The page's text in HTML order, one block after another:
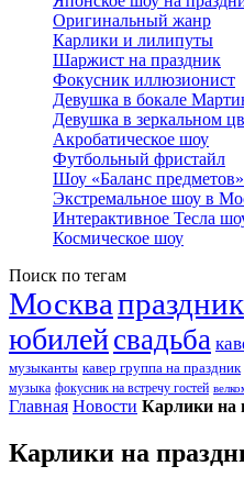
Оригинальный жанр
Карлики и лилипуты
Шаржист на праздник
Фокусник иллюзионист
Девушка в бокале
Девушка в зеркальном
Акробатическое шоу
Футбольный фристайл
Шоу «Баланс предметов»
Экстремальное шоу в
Интерактивное Тесла
Космическое шоу
Поиск по тегам
Москвапраздник
юбилейсвадьба
музыканты кавер группа на праздник
музыка фокусник на встречу гостей
Главная Новости Карлики на
Карлики на